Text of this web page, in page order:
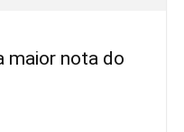
maior nota do